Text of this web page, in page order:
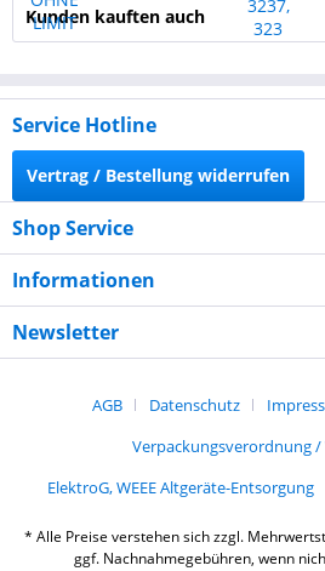
Kunden kauften auch
Service Hotline
Vertrag / Bestellung widerrufen
Shop Service
Informationen
Newsletter
AGB Datenschutz
Verpackungsverordnung /
ElektroG, WEEE Altgeräte-Entsorgung
* Alle Preise verstehen sich zzgl.
ggf. Nachnahmegebühren, wenn